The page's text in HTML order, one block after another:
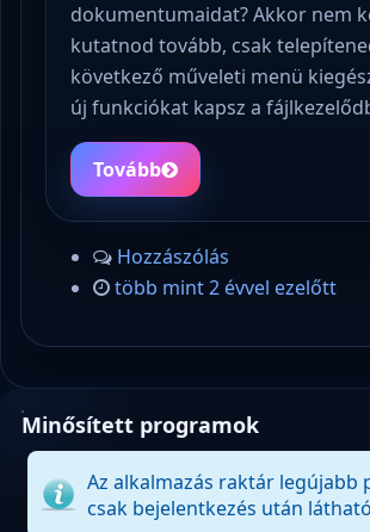
dokumentumaidat? Akkor nem
kutatnod tovább, csak
következő műveleti menü
új funkciókat kapsz a
Tovább
Hozzászólás
több mint 2 évvel ezelőtt
Minősített programok
Az alkalmazás raktár legújabb
csak bejelentkezés után